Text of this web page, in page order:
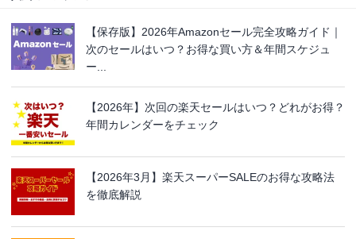
【保存版】2026年Amazonセール完全攻略ガイド｜
次のセールはいつ？お得な買い方＆年間スケジュ
ー...
【2026年】次回の楽天セールはいつ？どれがお得？
年間カレンダーをチェック
【2026年3月】楽天スーパーSALEのお得な攻略法
を徹底解説